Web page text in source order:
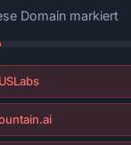
Domain markiert